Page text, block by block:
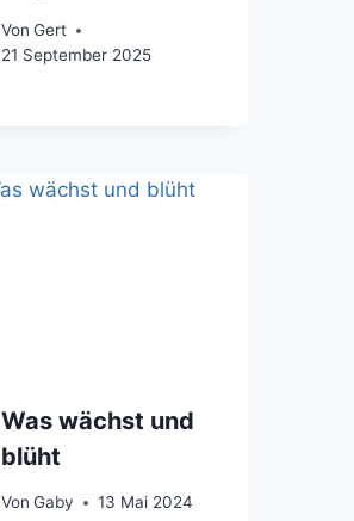
Von Gert
21 September 2025
Was wächst und
blüht
Von Gaby 13 Mai 2024